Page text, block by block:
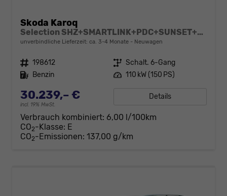
Skoda Karoq
Selection SHZ+SMARTLINK+PDC+SUNSET+LED
unverbindliche Lieferzeit: ca. 3-4 Monate Neuwagen
Fahrzeugnr. 198612 Getriebe Schalt. 6-Gang
Kraftstoff Benzin Leistung 110 kW (150 PS)
30.239,– €
incl. 19% MwSt.
Details
Verbrauch kombiniert: 6,00 l/100km
CO2-Klasse: E
CO2-Emissionen: 137,00 g/km